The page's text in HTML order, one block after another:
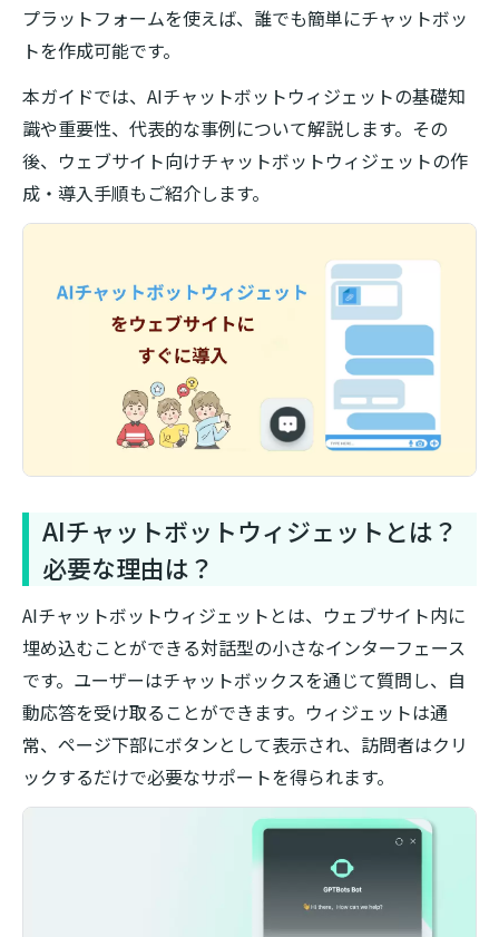
プラットフォームを使えば、誰でも簡単にチャットボッ
トを作成可能です。
本ガイドでは、AIチャットボットウィジェットの基礎知
識や重要性、代表的な事例について解説します。その
後、ウェブサイト向けチャットボットウィジェットの作
成・導入手順もご紹介します。
AIチャットボットウィジェットとは？
必要な理由は？
AIチャットボットウィジェットとは、ウェブサイト内に
埋め込むことができる対話型の小さなインターフェース
です。ユーザーはチャットボックスを通じて質問し、自
動応答を受け取ることができます。ウィジェットは通
常、ページ下部にボタンとして表示され、訪問者はクリ
ックするだけで必要なサポートを得られます。